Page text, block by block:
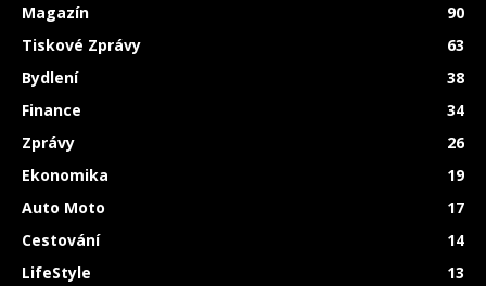
Magazín
90
Tiskové Zprávy
63
Bydlení
38
Finance
34
Zprávy
26
Ekonomika
19
Auto Moto
17
Cestování
14
LifeStyle
13